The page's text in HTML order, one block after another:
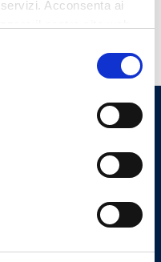
Acconsenta ai
dei Medici
Odontoiatri